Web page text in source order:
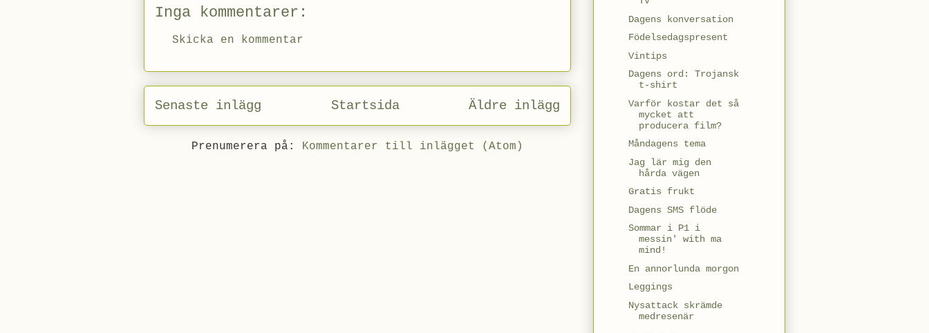
Inga kommentarer:
Skicka en kommentar
Senaste inlägg Äldre inlägg
Startsida
Prenumerera på: Kommentarer till inlägget (Atom)
Dagens konversation
Födelsedagspresent
Vintips
Dagens ord: Trojansk
t-shirt
Varför kostar det så
mycket att
producera film?
Måndagens tema
Jag lär mig den
hårda vägen
Gratis frukt
Dagens SMS flöde
Sommar i P1 i
messin' with ma
mind!
En annorlunda morgon
Leggings
Nysattack skrämde
medresenär